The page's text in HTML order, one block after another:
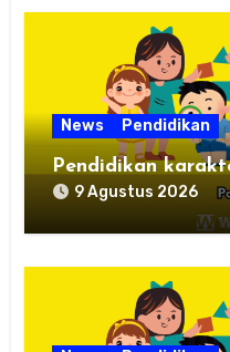
News Pendidikan
Pendidikan
9 Agustus 2026